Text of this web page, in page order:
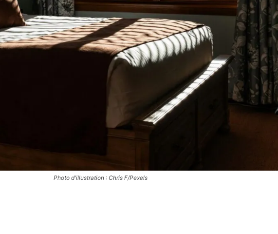
Photo d'illustration : Chris F/Pexels